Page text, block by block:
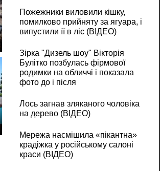
Пожежники виловили кішку,
помилково прийняту за ягуара, і
випустили її в ліс (ВІДЕО)
Зірка "Дизель шоу" Вікторія
Булітко позбулась фірмової
родимки на обличчі і показала
фото до і після
Лось загнав зляканого чоловіка
на дерево (ВІДЕО)
Мережа насмішила «пікантна»
крадіжка у російському салоні
краси (ВІДЕО)